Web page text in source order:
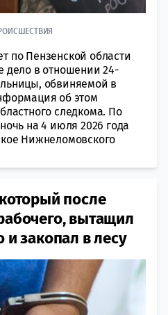
по Пензенской области
дело в отношении 24-
обвиняемой в
об этом
следкома. По
на 4 июля 2026 года
Нижнеломовского
после
вытащил
и закопал в лесу